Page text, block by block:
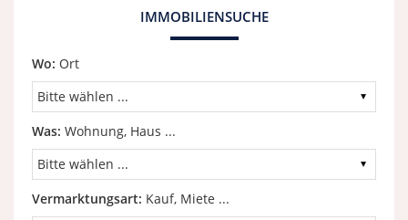
IMMOBILIENSUCHE
Wo: Ort
Was: Wohnung, Haus ...
Vermarktungsart: Kauf, Miete ...